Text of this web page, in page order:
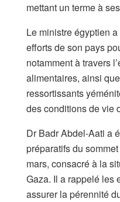
mettant un terme à
Le ministre égyptien
efforts de son pays
notamment à travers
alimentaires, ainsi
ressortissants
des conditions de vie
Dr Badr Abdel-Aati a
préparatifs du
mars, consacré à la
Gaza. Il a rappelé les
assurer la pérennité